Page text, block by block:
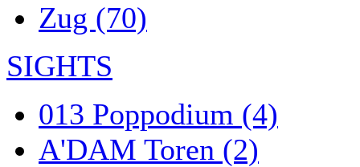
Zug (70)
SIGHTS
013 Poppodium (4)
A'DAM Toren (2)